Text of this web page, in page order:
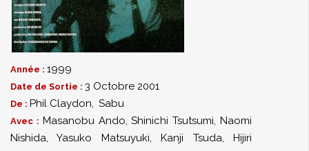
Année : 1999
Date de Sortie : 3 Octobre 2001
De : Phil Claydon, Sabu
Avec : Masanobu Ando,Shinichi Tsutsumi,Naomi
Nishida,Yasuko Matsuyuki,Kanji Tsuda,Hijiri